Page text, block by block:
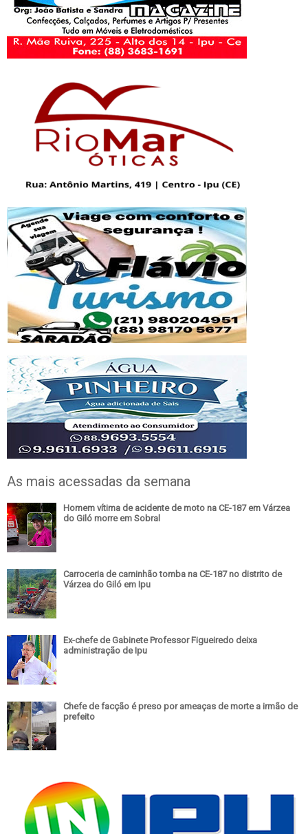
As mais acessadas da semana
Homem vítima de acidente de moto na CE-187 em Várzea
do Giló morre em Sobral
Carroceria de caminhão tomba na CE-187 no distrito de
Várzea do Giló em Ipu
Ex-chefe de Gabinete Professor Figueiredo deixa
administração de Ipu
Chefe de facção é preso por ameaças de morte a irmão de
prefeito